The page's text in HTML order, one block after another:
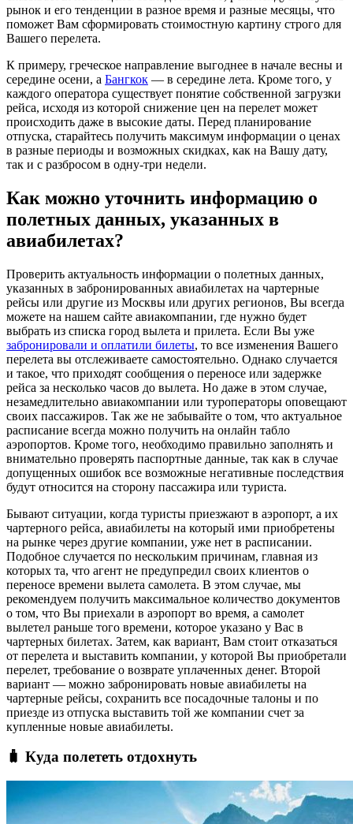
рынок и его тенденции в разное время и разные месяцы, что
поможет Вам сформировать стоимостную картину строго для
Вашего перелета.
К примеру, греческое направление выгоднее в начале весны и
середине осени, а Бангкок — в середине лета. Кроме того, у
каждого оператора существует понятие собственной загрузки
рейса, исходя из которой снижение цен на перелет может
происходить даже в высокие даты. Перед планирование
отпуска, старайтесь получить максимум информации о ценах
в разные периоды и возможных скидках, как на Вашу дату,
так и с разбросом в одну-три недели.
Как можно уточнить информацию о
полетных данных, указанных в
авиабилетах?
Проверить актуальность информации о полетных данных,
указанных в забронированных авиабилетах на чартерные
рейсы или другие из Москвы или других регионов, Вы всегда
можете на нашем сайте авиакомпании, где нужно будет
выбрать из списка город вылета и прилета. Если Вы уже
забронировали и оплатили билеты, то все изменения Вашего
перелета вы отслеживаете самостоятельно. Однако случается
и такое, что приходят сообщения о переносе или задержке
рейса за несколько часов до вылета. Но даже в этом случае,
незамедлительно авиакомпании или туроператоры оповещают
своих пассажиров. Так же не забывайте о том, что актуальное
расписание всегда можно получить на онлайн табло
аэропортов. Кроме того, необходимо правильно заполнять и
внимательно проверять паспортные данные, так как в случае
допущенных ошибок все возможные негативные последствия
будут относится на сторону пассажира или туриста.
Бывают ситуации, когда туристы приезжают в аэропорт, а их
чартерного рейса, авиабилеты на который ими приобретены
на рынке через другие компании, уже нет в расписании.
Подобное случается по нескольким причинам, главная из
которых та, что агент не предупредил своих клиентов о
переносе времени вылета самолета. В этом случае, мы
рекомендуем получить максимальное количество документов
о том, что Вы приехали в аэропорт во время, а самолет
вылетел раньше того времени, которое указано у Вас в
чартерных билетах. Затем, как вариант, Вам стоит отказаться
от перелета и выставить компании, у которой Вы приобретали
перелет, требование о возврате уплаченных денег. Второй
вариант — можно забронировать новые авиабилеты на
чартерные рейсы, сохранить все посадочные талоны и по
приезде из отпуска выставить той же компании счет за
купленные новые авиабилеты.
🧳 Куда полететь отдохнуть